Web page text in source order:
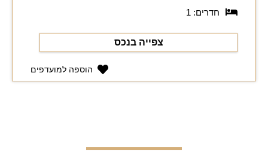
חדרים: 1
צפייה בנכס
הוספה למועדפים